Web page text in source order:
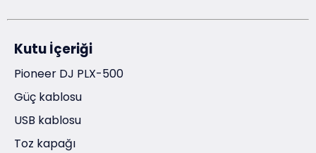
Kutu İçeriği
Pioneer DJ PLX-500
Güç kablosu
USB kablosu
Toz kapağı